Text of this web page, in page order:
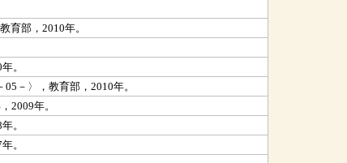
育部，2010年。
。
－〉，教育部，2010年。
2009年。
。
。